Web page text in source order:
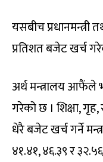
यसबीच प्रधानमन्त्री
प्रतिशत बजेट खर्च
अर्थ मन्त्रालय आफैंले
गरेको छ । शिक्षा, गृह,
धेरै बजेट खर्च गर्ने
४१.४१, ४६.३९ र